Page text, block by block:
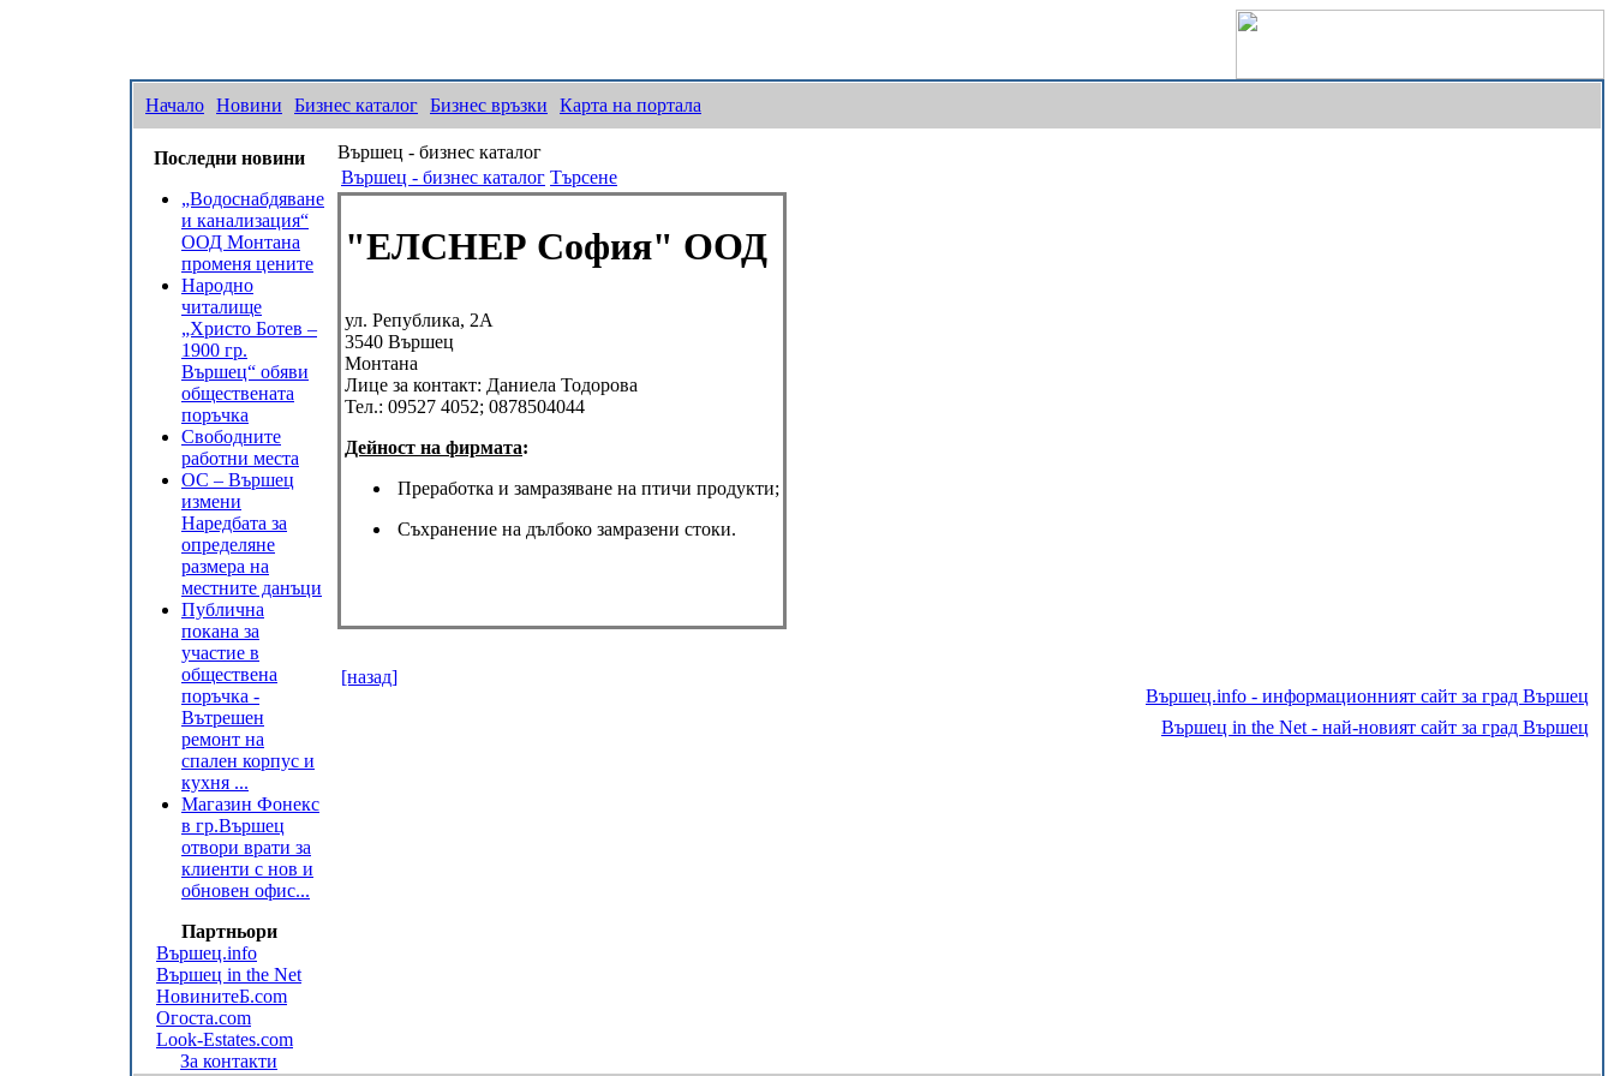
Начало Новини Бизнес каталог Бизнес връзки Карта на портала
Последни новини
„Водоснабдяване
и канализация“
ООД Монтана
променя цените
Народно
читалище
„Христо Ботев –
1900 гр.
Вършец“ обяви
обществената
поръчка
Свободните
работни места
ОС – Вършец
измени
Наредбата за
определяне
размера на
местните данъци
Публична
покана за
участие в
обществена
поръчка -
Вътрешен
ремонт на
спален корпус и
кухня ...
Магазин Фонекс
в гр.Вършец
отвори врати за
клиенти с нов и
обновен офис...
Партньори
Вършец.info
Вършец in the Net
НовинитеБ.com
Огоста.com
Look-Estates.com
За контакти
Вършец - бизнес каталог
Вършец - бизнес каталог Търсене
"ЕЛСНЕР София" ООД
ул. Република, 2А
3540 Вършец
Монтана
Лице за контакт: Даниела Тодорова
Тел.: 09527 4052; 0878504044
Дейност на фирмата:
Преработка и замразяване на птичи продукти;
Съхранение на дълбоко замразени стоки.
[назад]
Вършец.info - информационният сайт за град Вършец
Вършец in the Net - най-новият сайт за град Вършец